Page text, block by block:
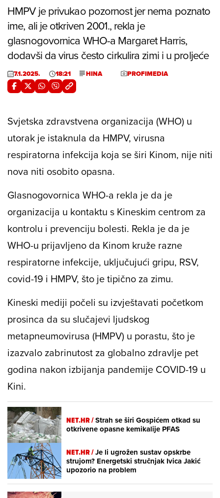
HMPV je privukao pozornost jer nema poznato
ime, ali je otkriven 2001., rekla je
glasnogovornica WHO-a Margaret Harris,
dodavši da virus često cirkulira zimi i u proljeće
7.1.2025. 18:21 HINA PROFIMEDIA
Svjetska zdravstvena organizacija (WHO) u
utorak je istaknula da HMPV, virusna
respiratorna infekcija koja se širi Kinom, nije niti
nova niti osobito opasna.
Glasnogovornica WHO-a rekla je da je
organizacija u kontaktu s Kineskim centrom za
kontrolu i prevenciju bolesti. Rekla je da je
WHO-u prijavljeno da Kinom kruže razne
respiratorne infekcije, uključujući gripu, RSV,
covid-19 i HMPV, što je tipično za zimu.
Kineski mediji počeli su izvještavati početkom
prosinca da su slučajevi ljudskog
metapneumovirusa (HMPV) u porastu, što je
izazvalo zabrinutost za globalno zdravlje pet
godina nakon izbijanja pandemije COVID-19 u
Kini.
NET.HR /Strah se širi Gospićem otkad su
otkrivene opasne kemikalije PFAS
NET.HR /Je li ugrožen sustav opskrbe
strujom? Energetski stručnjak Ivica Jakić
upozorio na problem